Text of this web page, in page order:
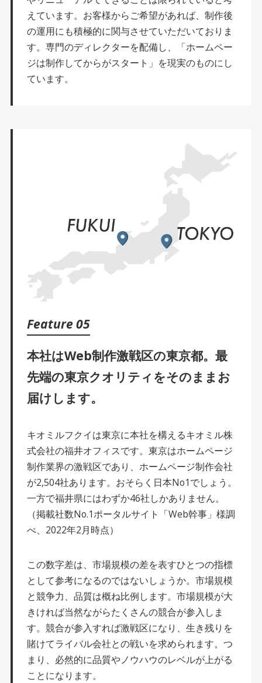
えています。お客様からご希望があれば、制作後
の運用にも積極的に関与させていただいておりま
す。専門のディレクターを配備し、「ホームペー
ジは制作してからがスタート」を現実のものにし
ています。
Feature 05
本社はWeb制作激戦区の東京都。 最
先端の東京クオリティをそのままお
届けします。
キオミルフクイは東京に本社を構えるキオミル株
式会社の福井オフィスです。東京はホームページ
制作業界の激戦区であり、ホームページ制作会社
が2,504社あります。おそらく日本No1でしょう。
一方で福井県にはわずか46社しかありません。
（掲載社数No.1ポータルサイト「Web幹事」様調
べ、2022年2月時点）
この数字差は、市場規模の差を表すひとつの指標
として参考になるのではないしょうか。市場規模
と競争力、品質は概ね比例します。市場規模が大
きければ当然ながらたくさんの競合が参入しま
す。競合が参入すれば激戦区になり、生き残りを
賭けてライバル会社との戦いを求められます。つ
まり、必然的に品質やノウハウのレベルが上がる
ことになります。